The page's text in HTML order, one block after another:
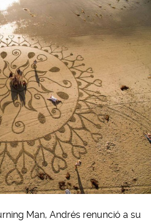
Man, Andrés renunció a su